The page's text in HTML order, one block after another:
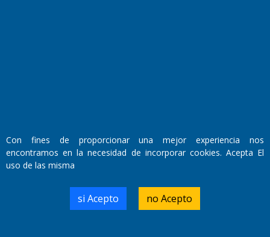
Primera edición: Domingo 3 de Mayo de 1992
Miembro de ADIRA,ADEPA y CPPAL
Propietario: El Diario SRL
Walter René Goñi
Con fines de proporcionar una mejor experiencia nos
encontramos en la necesidad de incorporar cookies. Acepta El
uso de las misma
si Acepto no Acepto